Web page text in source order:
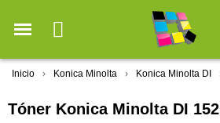
Inicio Konica Minolta Konica Minolta DI
Tóner Konica Minolta DI 152